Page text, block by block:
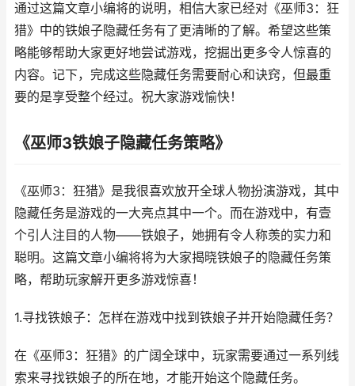
通过这篇文章小编将的说明，相信大家已经对《巫师3：狂
猎》中的铁娘子隐藏任务有了更清晰的了解。希望这些策
略能够帮助大家更好地尝试游戏，挖掘出更多令人惊喜的
内容。记下，完成这些隐藏任务需要耐心和诀窍，但最重
要的是享受整个经过。祝大家游戏愉快！
《巫师3铁娘子隐藏任务策略》
《巫师3：狂猎》是我很喜欢放开全球人物扮演游戏，其中
隐藏任务是游戏的一大亮点其中一个。而在游戏中，有壹
个引人注目的人物——铁娘子，她拥有令人称羡的实力和
聪明。这篇文章小编将将为大家揭晓铁娘子的隐藏任务策
略，帮助玩家解开更多游戏惊喜！
1.寻找铁娘子：怎样在游戏中找到铁娘子并开始隐藏任务？
在《巫师3：狂猎》的广阔全球中，玩家需要通过一系列线
索来寻找铁娘子的所在地，才能开始这个隐藏任务。